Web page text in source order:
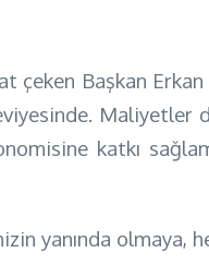
Başkan Erkan
Maliyetler
katkı
yanında olmaya,